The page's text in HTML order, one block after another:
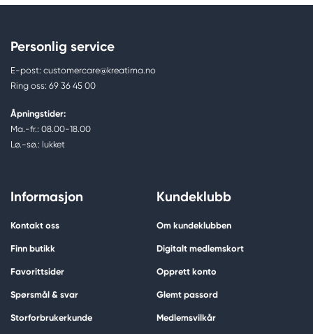
Personlig service
E-post: customercare@kreatima.no
Ring oss: 69 36 45 00
Åpningstider:
Ma.-fr.: 08.00-18.00
Lø.-sø.: lukket
Informasjon
Kontakt oss
Finn butikk
Favorittsider
Spørsmål & svar
Storforbrukerkunde
Kundeklubb
Om kundeklubben
Digitalt medlemskort
Opprett konto
Glemt passord
Medlemsvilkår